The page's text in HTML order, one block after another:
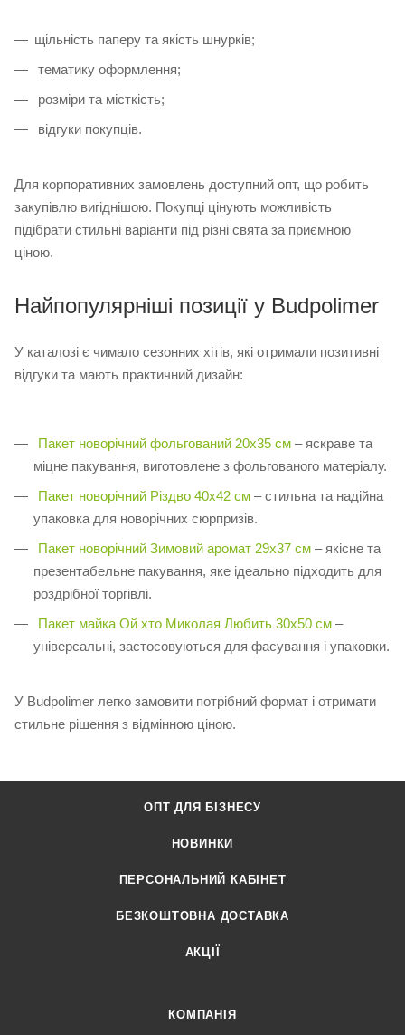
щільність паперу та якість шнурків;
тематику оформлення;
розміри та місткість;
відгуки покупців.
Для корпоративних замовлень доступний опт, що робить
закупівлю вигіднішою. Покупці цінують можливість
підібрати стильні варіанти під різні свята за приємною
ціною.
Найпопулярніші позиції у Budpolimer
У каталозі є чимало сезонних хітів, які отримали позитивні
відгуки та мають практичний дизайн:
Пакет новорічний фольгований 20х35 см – яскраве та
міцне пакування, виготовлене з фольгованого матеріалу.
Пакет новорічний Різдво 40х42 см – стильна та надійна
упаковка для новорічних сюрпризів.
Пакет новорічний Зимовий аромат 29х37 см – якісне та
презентабельне пакування, яке ідеально підходить для
роздрібної торгівлі.
Пакет майка Ой хто Миколая Любить 30х50 см –
універсальні, застосовуються для фасування і упаковки.
У Budpolimer легко замовити потрібний формат і отримати
стильне рішення з відмінною ціною.
ОПТ ДЛЯ БІЗНЕСУ
НОВИНКИ
ПЕРСОНАЛЬНИЙ КАБІНЕТ
БЕЗКОШТОВНА ДОСТАВКА
АКЦІЇ
КОМПАНІЯ